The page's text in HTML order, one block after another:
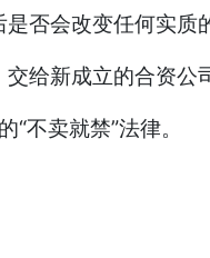
否会改变任何实质
给新成立的合资公
不卖就禁”法律。